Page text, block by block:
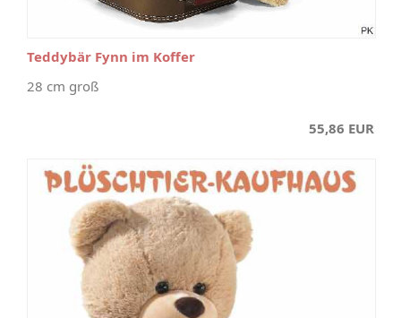
Teddybär Fynn im Koffer
28 cm groß
55,86 EUR